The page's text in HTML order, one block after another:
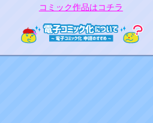
コミック作品はコチラ